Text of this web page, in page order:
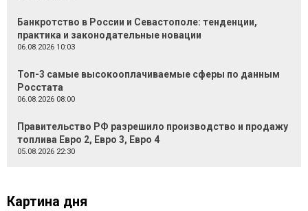
Банкротство в России и Севастополе: тенденции,
практика и законодательные новации
06.08.2026 10:03
Топ-3 самые высокооплачиваемые сферы по данным
Росстата
06.08.2026 08:00
Правительство РФ разрешило производство и продажу
топлива Евро 2, Евро 3, Евро 4
05.08.2026 22:30
Картина дня